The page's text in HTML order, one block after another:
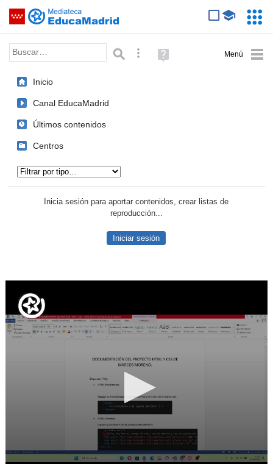
Saltar navegación
Palabra o frase: Búsqueda avanzada
Ayuda
(en
Inicio
Canal EducaMadrid
Últimos contenidos
Centros
Inicia sesión para aportar contenidos, crear listas de
reproducción...
Iniciar sesión